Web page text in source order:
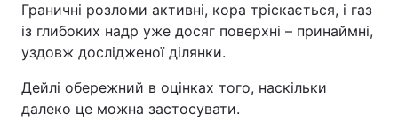
Граничні розломи активні, кора тріскається, і газ
із глибоких надр уже досяг поверхні – принаймні,
уздовж дослідженої ділянки.
Дейлі обережний в оцінках того, наскільки
далеко це можна застосувати.